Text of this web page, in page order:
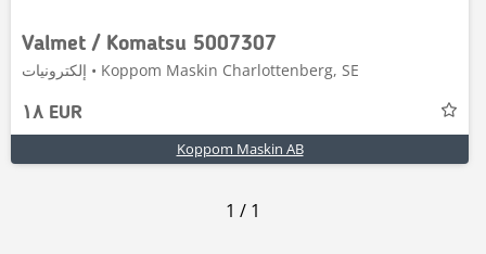
Valmet / Komatsu 5007307
إلكترونيات • Koppom Maskin Charlottenberg, SE
١٨ EUR
Koppom Maskin AB
1 / 1